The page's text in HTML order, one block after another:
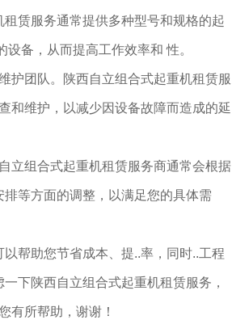
赁服务通常提供多种型号和规格的起
备，从而提高工作效率和 性。
护团队。陕西自立组合式起重机租赁服
和维护，以减少因设备故障而造成的延
立组合式起重机租赁服务商通常会根据
等方面的调整，以满足您的具体需
帮助您节省成本、提..率，同时..工程
下陕西自立组合式起重机租赁服务，
有所帮助，谢谢！